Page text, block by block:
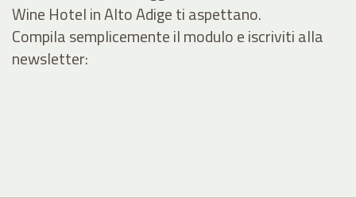
Wine Hotel in Alto Adige ti aspettano.
Compila semplicemente il modulo e iscriviti alla
newsletter: